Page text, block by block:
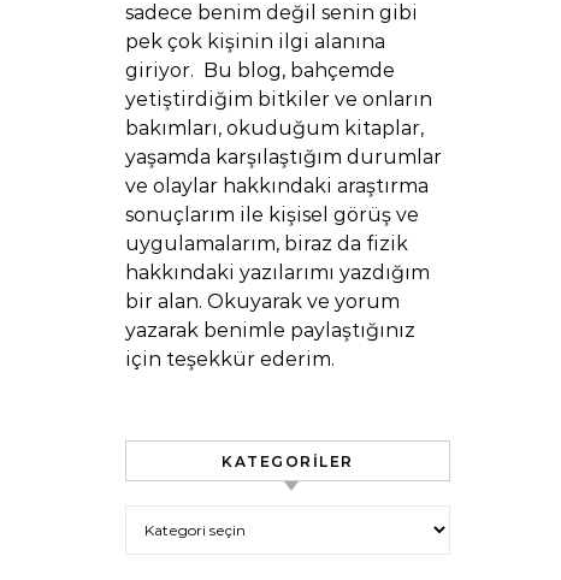
sadece benim değil senin gibi
pek çok kişinin ilgi alanına
giriyor. Bu blog, bahçemde
yetiştirdiğim bitkiler ve onların
bakımları, okuduğum kitaplar,
yaşamda karşılaştığım durumlar
ve olaylar hakkındaki araştırma
sonuçlarım ile kişisel görüş ve
uygulamalarım, biraz da fizik
hakkındaki yazılarımı yazdığım
bir alan. Okuyarak ve yorum
yazarak benimle paylaştığınız
için teşekkür ederim.
KATEGORILER